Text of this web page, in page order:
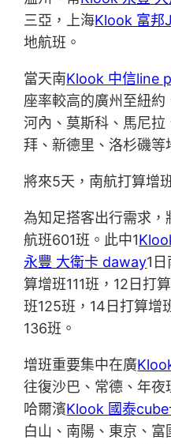
三亞，上海Klook 富邦
地航班。
當天南Klook 中信line
座率較高的廣州至紐約
河內、莫斯科、馬尼
拜、新德里、洛杉磯等
將來5天，南航打算增
為知足搭客出行需求
航班601班。此中1
永豐 大衛卡 daway1
算增班111班，12日打
班125班，14日打算增
136班。
增班重要集中在廣
往復沙巴、常德、年夜
哈爾濱Klook 國泰cube
白山、南陽、東京、